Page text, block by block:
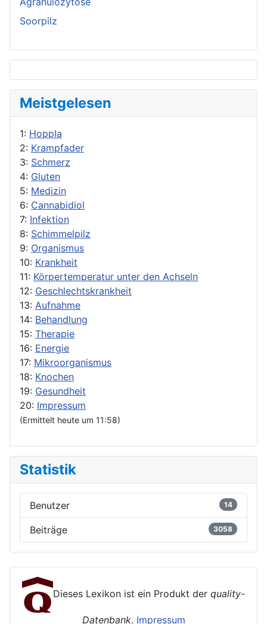
Soorpilz
Meistgelesen
1: Hoppla
2: Krampfader
3: Schmerz
4: Gluten
5: Medizin
6: Cannabidiol
7: Infektion
8: Schimmelpilz
9: Organismus
10: Krankheit
11: Körpertemperatur unter den Achseln
12: Geschlechtskrankheit
13: Aufnahme
14: Behandlung
15: Therapie
16: Energie
17: Mikroorganismus
18: Knochen
19: Gesundheit
20: Impressum
(Ermittelt heute um 11:58)
Statistik
Benutzer 14
Beiträge 3058
Dieses Lexikon ist ein Produkt der quality-
Datenbank. Impressum